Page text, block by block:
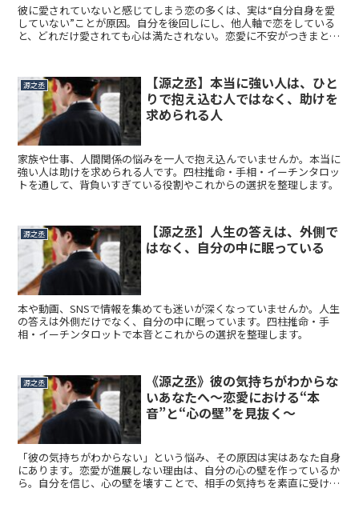
彼に愛されていないと感じてしまう恋の多くは、実は“自分自身を愛
していない”ことが原因。自分を後回しにし、他人軸で恋をしている
と、どれだけ愛されても心は満たされない。恋愛に不安がつきまとう
源之丞
【源之丞】本当に強い人は、ひと
りで抱え込む人ではなく、助けを
求められる人
家族や仕事、人間関係の悩みを一人で抱え込んでいませんか。本当に
強い人は助けを求められる人です。四柱推命・手相・イーチンタロッ
トを通して、背負いすぎている役割やこれからの選択を整理します。
源之丞
【源之丞】人生の答えは、外側で
はなく、自分の中に眠っている
本や動画、SNSで情報を集めても迷いが深くなっていませんか。人生
の答えは外側だけでなく、自分の中に眠っています。四柱推命・手
相・イーチンタロットで本音とこれからの選択を整理します。
源之丞
《源之丞》彼の気持ちがわからな
いあなたへ～恋愛における“本
音”と“心の壁”を見抜く～
「彼の気持ちがわからない」という悩み、その原因は実はあなた自身
にあります。恋愛が進展しない理由は、自分の心の壁を作っているか
ら。自分を信じ、心の壁を壊すことで、相手の気持ちを素直に受け入